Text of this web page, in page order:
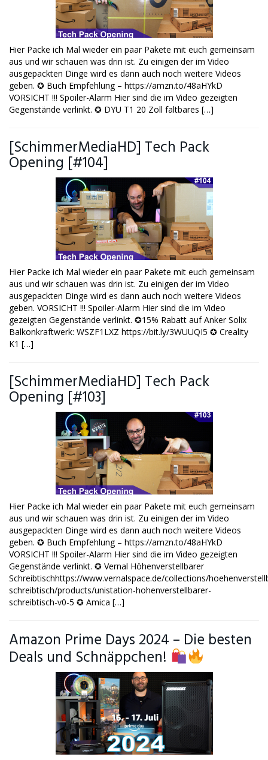
Hier Packe ich Mal wieder ein paar Pakete mit euch gemeinsam
aus und wir schauen was drin ist. Zu einigen der im Video
ausgepackten Dinge wird es dann auch noch weitere Videos
geben. ✪ Buch Empfehlung – https://amzn.to/48aHYkD
VORSICHT !!! Spoiler-Alarm Hier sind die im Video gezeigten
Gegenstände verlinkt. ✪ DYU T1 20 Zoll faltbares […]
[SchimmerMediaHD] Tech Pack
Opening [#104]
Hier Packe ich Mal wieder ein paar Pakete mit euch gemeinsam
aus und wir schauen was drin ist. Zu einigen der im Video
ausgepackten Dinge wird es dann auch noch weitere Videos
geben. VORSICHT !!! Spoiler-Alarm Hier sind die im Video
gezeigten Gegenstände verlinkt. ✪15% Rabatt auf Anker Solix
Balkonkraftwerk: WSZF1LXZ https://bit.ly/3WUUQI5 ✪ Creality
K1 […]
[SchimmerMediaHD] Tech Pack
Opening [#103]
Hier Packe ich Mal wieder ein paar Pakete mit euch gemeinsam
aus und wir schauen was drin ist. Zu einigen der im Video
ausgepackten Dinge wird es dann auch noch weitere Videos
geben. ✪ Buch Empfehlung – https://amzn.to/48aHYkD
VORSICHT !!! Spoiler-Alarm Hier sind die im Video gezeigten
Gegenstände verlinkt. ✪ Vernal Höhenverstellbarer
Schreibtischhttps://www.vernalspace.de/collections/
schreibtisch/products/unistation-hohenverstellbarer-
schreibtisch-v0-5 ✪ Amica […]
Amazon Prime Days 2024 – Die besten
Deals und Schnäppchen!